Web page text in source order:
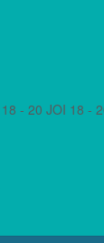
- 20 JOI 18 -